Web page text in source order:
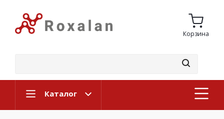
Корзина
Каталог